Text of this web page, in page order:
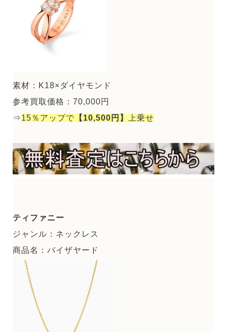
素材：K18×ダイヤモンド
参考買取価格：70,000円
⇒15％アップで 【10,500円】 上乗せ
ティファニー
ジャンル：ネックレス
商品名：バイザヤード